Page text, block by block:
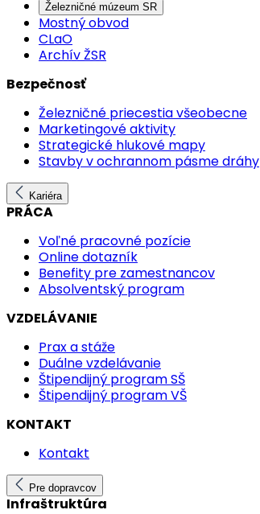
Železničné múzeum SR
Mostný obvod
CLaO
Archív ŽSR
Bezpečnosť
Železničné priecestia všeobecne
Marketingové aktivity
Strategické hlukové mapy
Stavby v ochrannom pásme dráhy
Kariéra
PRÁCA
Voľné pracovné pozície
Online dotazník
Benefity pre zamestnancov
Absolventský program
VZDELÁVANIE
Prax a stáže
Duálne vzdelávanie
Štipendijný program SŠ
Štipendijný program VŠ
KONTAKT
Kontakt
Pre dopravcov
Infraštruktúra